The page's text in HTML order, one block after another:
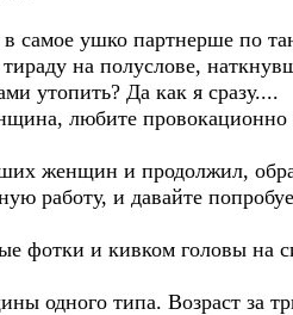
ушко партнерше по
на полуслове,
утопить? Да как я сразу....
любите провокационно
женщин и продолжил,
работу, и давайте
фотки и кивком головы на
одного типа. Возраст за